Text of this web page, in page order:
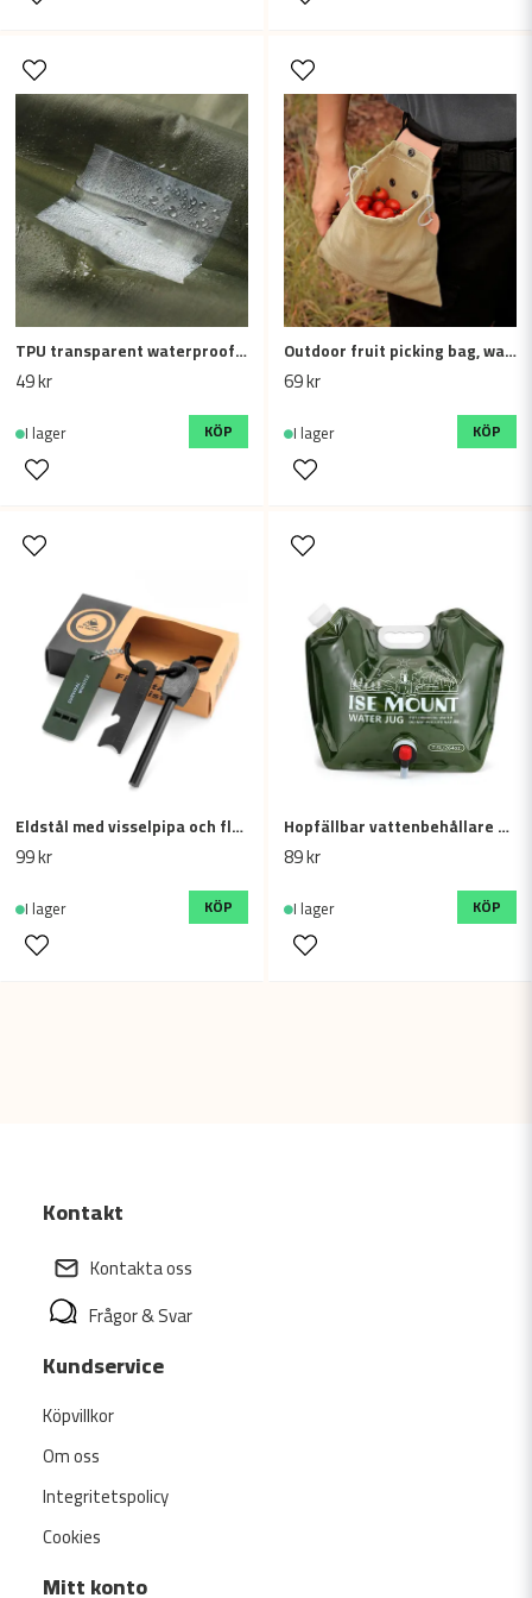
TPU transparent waterproof repair patch (10pcs)
49 kr
I lager KÖP
Outdoor fruit picking bag, waist hanging tool belt bag (Khaki)
69 kr
I lager KÖP
Eldstål med visselpipa och flerfunktionellt verktyg
99 kr
I lager KÖP
Hopfällbar vattenbehållare 7.5L – Smidig för camping och friluftsliv
89 kr
I lager KÖP
Kontakt
Kontakta oss
Frågor & Svar
Kundservice
Köpvillkor
Om oss
Integritetspolicy
Cookies
Mitt konto